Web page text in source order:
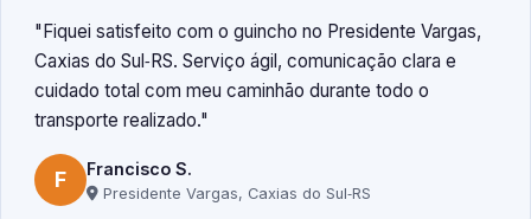
Fiquei satisfeito com o guincho no Presidente Vargas,
Caxias do Sul‑RS. Serviço ágil, comunicação clara e
cuidado total com meu caminhão durante todo o
transporte realizado.
F Francisco S.
Presidente Vargas, Caxias do Sul‑RS